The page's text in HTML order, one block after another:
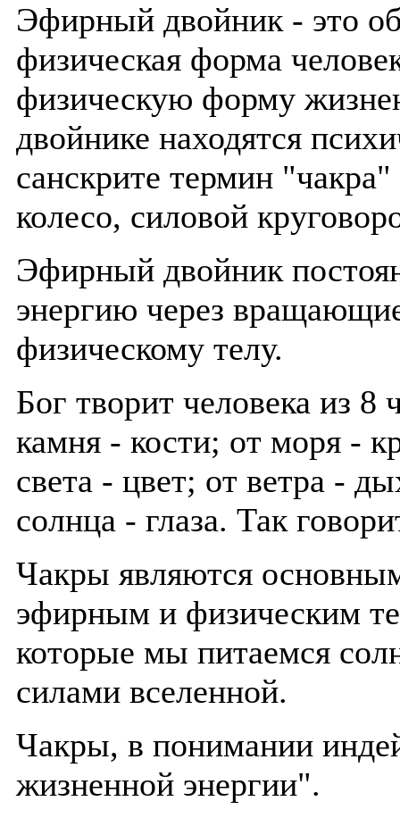
Эфирный двойник - это
физическая форма
физическую форму
двойнике находятся
санскрите термин "чакра"
колесо, силовой
Эфирный двойник
энергию через
физическому телу.
Бог творит человека из 8
камня - кости; от моря -
света - цвет; от ветра -
солнца - глаза. Так
Чакры являются
эфирным и физическим
которые мы питаемся
силами вселенной.
Чакры, в понимании
жизненной энергии".